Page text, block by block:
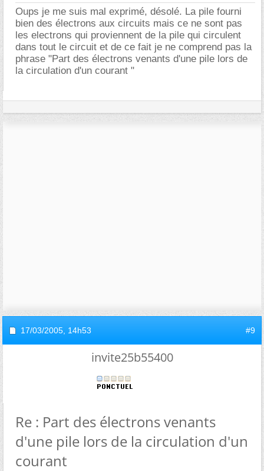
Oups je me suis mal exprimé, désolé. La pile fourni
bien des électrons aux circuits mais ce ne sont pas
les electrons qui proviennent de la pile qui circulent
dans tout le circuit et de ce fait je ne comprend pas la
phrase "Part des électrons venants d'une pile lors de
la circulation d'un courant "
17/03/2005, 14h53 #9
invite25b55400
Re : Part des électrons venants
d'une pile lors de la circulation d'un
courant